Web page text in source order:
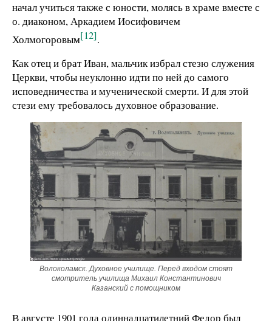
начал учиться также с юности, молясь в храме вместе с
о. диаконом, Аркадием Иосифовичем
Холмогоровым[12].
Как отец и брат Иван, мальчик избрал стезю служения
Церкви, чтобы неуклонно идти по ней до самого
исповедничества и мученической смерти. И для этой
стези ему требовалось духовное образование.
Волоколамск. Духовное училище. Перед входом стоят
смотритель училища Михаил Константинович
Казанский с помощником
В августе 1901 года одиннадцатилетний Федор был